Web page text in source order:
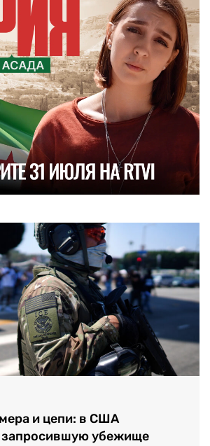
и цепи: в США
убежище